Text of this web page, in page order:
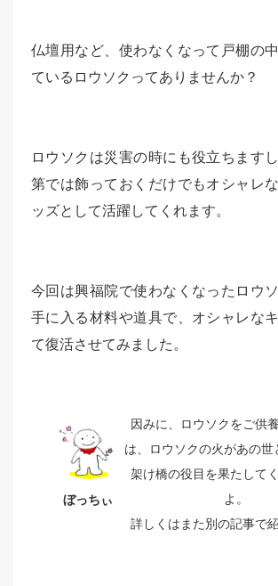
仏壇用など、使わなくなって戸棚の
ているロウソクってありませんか？
ロウソクは災害の時にも役立ちます
第では飾っておくだけでもオシャレ
ッズとして活躍してくれます。
今回は興福院で使わなくなったロウ
手に入る材料や道具で、オシャレな
て復活させてみました。
ぼっちぃ
因みに、ロウソクをご供
は、ロウソクの火があの世
架け橋の役目を果たして
よ。
詳しくはまた別の記事で